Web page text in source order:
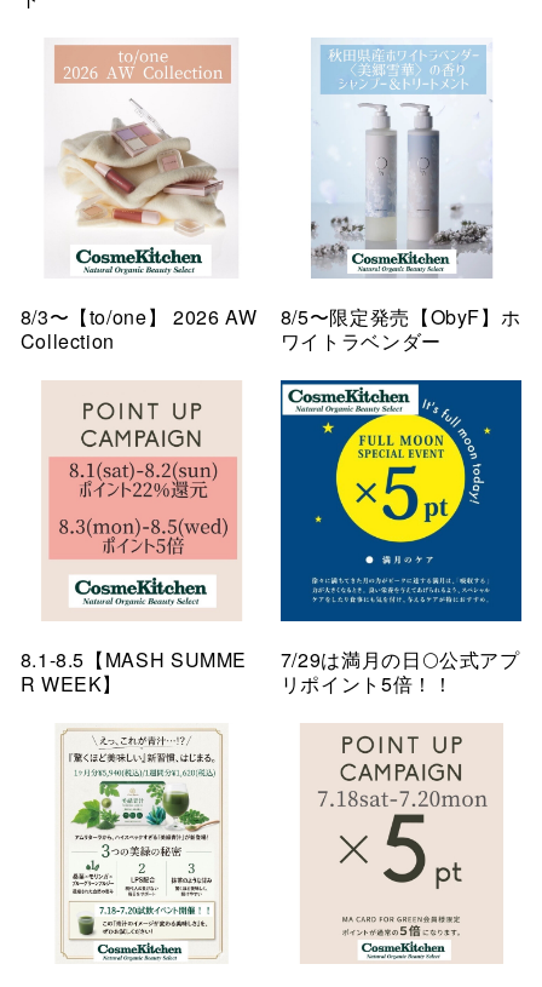
8/3〜【to/one】 2026 AW
Collection
8/5〜限定発売【ObyF】ホ
ワイトラベンダー
8.1-8.5【MASH SUMME
R WEEK】
7/29は満月の日🌕公式アプ
リポイント5倍！！